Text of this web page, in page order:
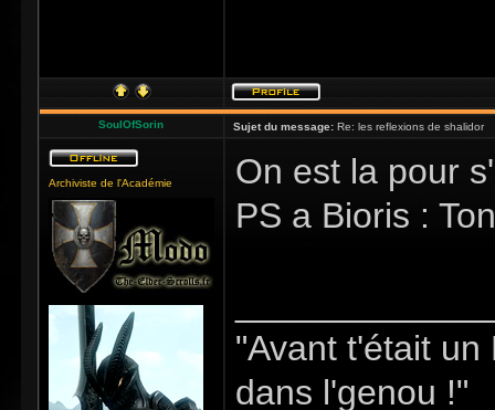
SoulOfSorin Sujet du message: Re: les reflexions de shalidor
Archiviste de l'Académie
On est la pour
PS a Bioris :
"Avant t'était
dans l'genou !"